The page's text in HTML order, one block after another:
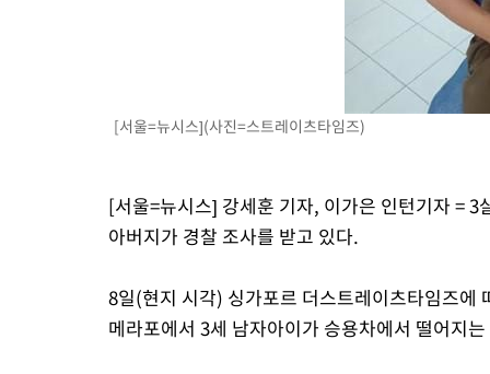
[서울=뉴시스](사진=스트레이츠타임즈)
[서울=뉴시스] 강세훈 기자, 이가은 인턴기자 =
아버지가 경찰 조사를 받고 있다.
8일(현지 시각) 싱가포르 더스트레이츠타임즈에
메라포에서 3세 남자아이가 승용차에서 떨어지